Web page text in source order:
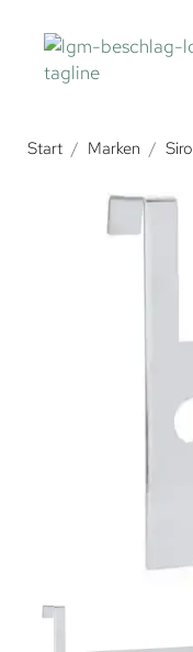
Start / Marken / Siro